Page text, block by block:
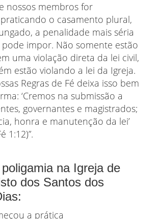
nossos membros for
o casamento plural,
a penalidade mais séria
impor. Não somente estão
uma violação direta da lei civil,
estão violando a lei da Igreja.
Regras de Fé deixa isso bem
‘Cremos na submissão a
governantes e magistrados;
honra e manutenção da lei’
1:12)”.
na Igreja de
dos Santos dos
a prática